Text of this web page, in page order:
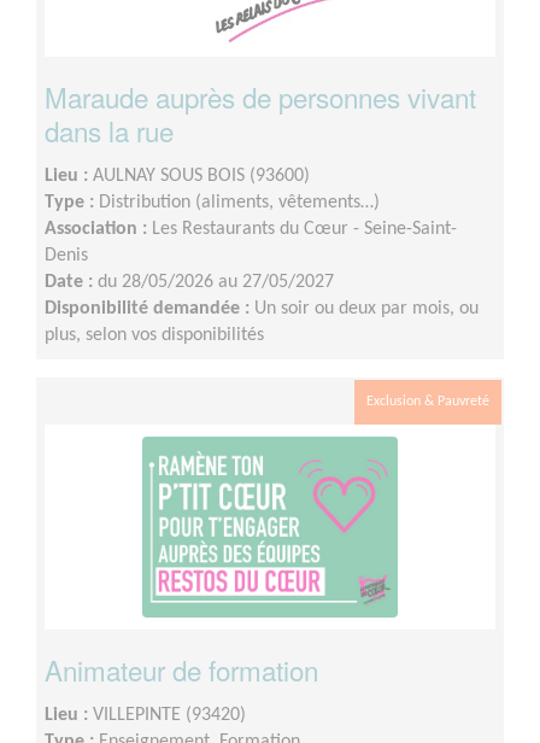
Maraude auprès de personnes vivant
dans la rue
Lieu : AULNAY SOUS BOIS (93600)
Type : Distribution (aliments, vêtements…)
Association : Les Restaurants du Cœur - Seine-Saint-
Denis
Date : du 28/05/2026 au 27/05/2027
Disponibilité demandée : Un soir ou deux par mois, ou
plus, selon vos disponibilités
Exclusion & Pauvreté
Animateur de formation
Lieu : VILLEPINTE (93420)